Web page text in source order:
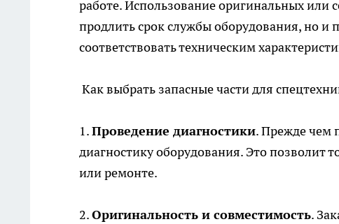
работе. Использование оригинальных или
продлить срок службы оборудования, но и
соответствовать техническим
Как выбрать запасные части для
1.Проведение диагностики. Прежде чем
диагностику оборудования. Это позволит
или ремонте.
2.Оригинальность и совместимость.